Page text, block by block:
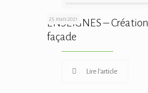
25 mars 2021
ENSEIGNES – Création
façade
Lire l'article